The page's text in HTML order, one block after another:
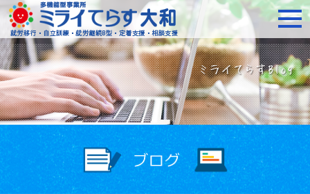
障がいをお持ちの方へ